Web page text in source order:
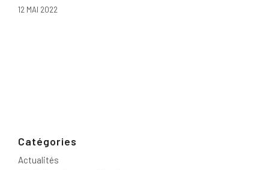
12 MAI 2022
Catégories
Actualités